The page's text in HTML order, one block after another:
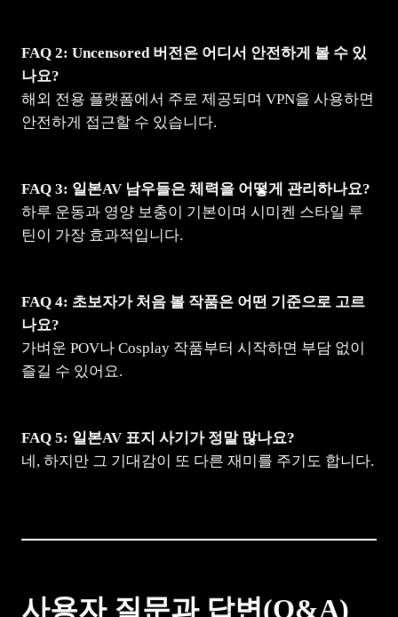
FAQ 2: Uncensored 버전은 어디서 안전하게 볼 수 있
나요?
해외 전용 플랫폼에서 주로 제공되며 VPN을 사용하면
안전하게 접근할 수 있습니다.
FAQ 3: 일본AV 남우들은 체력을 어떻게 관리하나요?
하루 운동과 영양 보충이 기본이며 시미켄 스타일 루
틴이 가장 효과적입니다.
FAQ 4: 초보자가 처음 볼 작품은 어떤 기준으로 고르
나요?
가벼운 POV나 Cosplay 작품부터 시작하면 부담 없이
즐길 수 있어요.
FAQ 5: 일본AV 표지 사기가 정말 많나요?
네, 하지만 그 기대감이 또 다른 재미를 주기도 합니다.
사용자 질문과 답변(Q&A)